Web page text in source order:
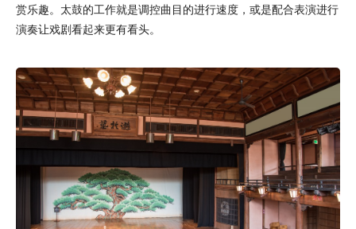
赏乐趣。太鼓的工作就是调控曲目的进行速度，或是配合表演进行
演奏让戏剧看起来更有看头。